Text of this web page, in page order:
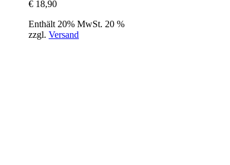
€ 18,90
Enthält 20% MwSt. 20 %
zzgl. Versand